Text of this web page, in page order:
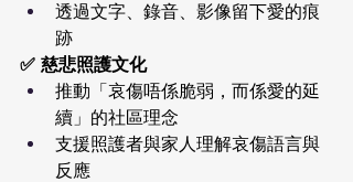
透過文字、錄音、影像留下愛的痕
跡
✅ 慈悲照護文化
推動「哀傷唔係脆弱，而係愛的延
續」的社區理念
支援照護者與家人理解哀傷語言與
反應